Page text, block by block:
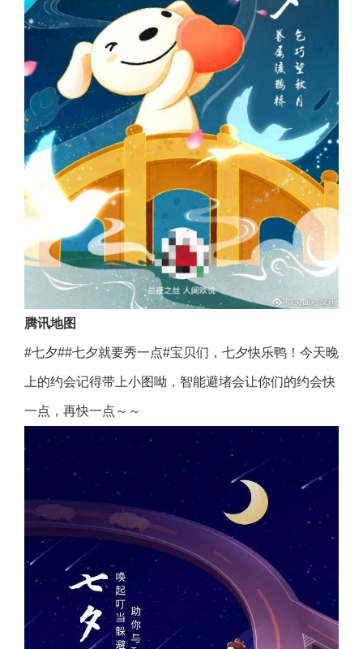
腾讯地图
#七夕##七夕就要秀一点#宝贝们，七夕快乐鸭！今天晚
上的约会记得带上小图呦，智能避堵会让你们的约会快
一点，再快一点～～